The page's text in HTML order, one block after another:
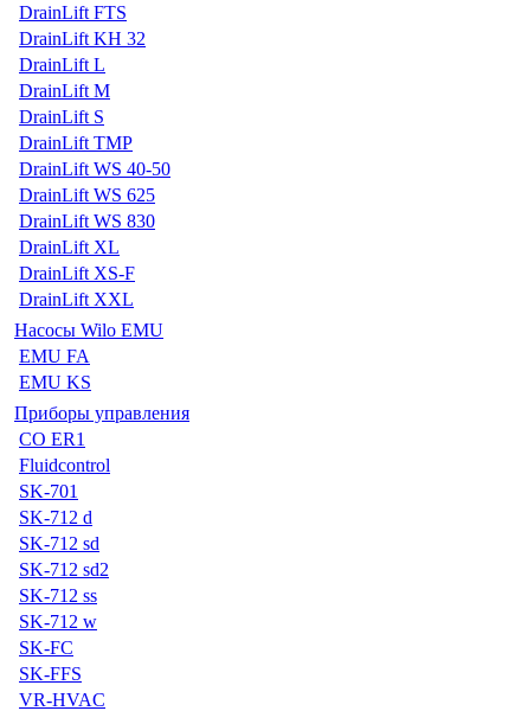
DrainLift FTS
DrainLift KH 32
DrainLift L
DrainLift M
DrainLift S
DrainLift TMP
DrainLift WS 40-50
DrainLift WS 625
DrainLift WS 830
DrainLift XL
DrainLift XS-F
DrainLift XXL
Насосы Wilo EMU
EMU FA
EMU KS
Приборы управления
CO ER1
Fluidcontrol
SK-701
SK-712 d
SK-712 sd
SK-712 sd2
SK-712 ss
SK-712 w
SK-FC
SK-FFS
VR-HVAC